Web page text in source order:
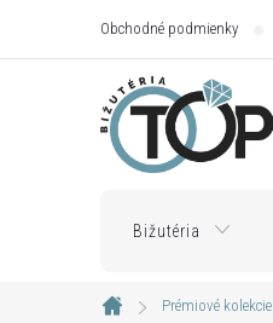
Obchodné podmienky
Bižutéria
Domov
Prémiové kolekcie